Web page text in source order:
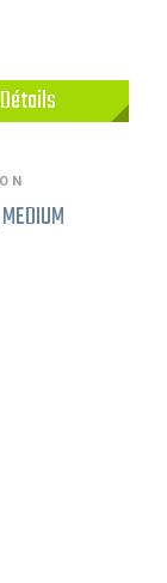
Détails